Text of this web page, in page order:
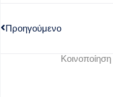
Προηγούμενο